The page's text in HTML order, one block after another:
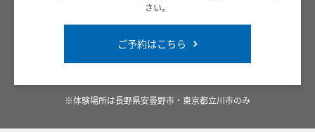
さい。
ご予約はこちら
※体験場所は長野県安曇野市・東京都立川市のみ